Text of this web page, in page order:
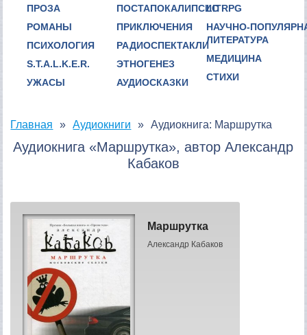
ПРОЗА
РОМАНЫ
ПСИХОЛОГИЯ
S.T.A.L.K.E.R.
УЖАСЫ
ПОСТАПОКАЛИПСИС
ПРИКЛЮЧЕНИЯ
РАДИОСПЕКТАКЛИ
ЭТНОГЕНЕЗ
АУДИОСКАЗКИ
LITRPG
НАУЧНО-
ЛИТЕРАТУРА
МЕДИЦИНА
СТИХИ
Главная Аудиокниги Аудиокнига: Маршрутка
Аудиокнига «Маршрутка», автор Александр
Кабаков
Маршрутка
Александр Кабаков